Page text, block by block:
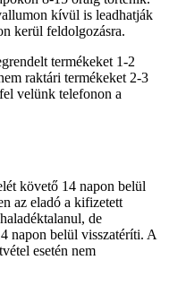
kívül is leadhatják
kerül feldolgozásra.
termékeket 1-2
raktári termékeket 2-3
velünk telefonon a
követő 14 napon belül
az eladó a kifizetett
de
napon belül visszatéríti. A
esetén nem